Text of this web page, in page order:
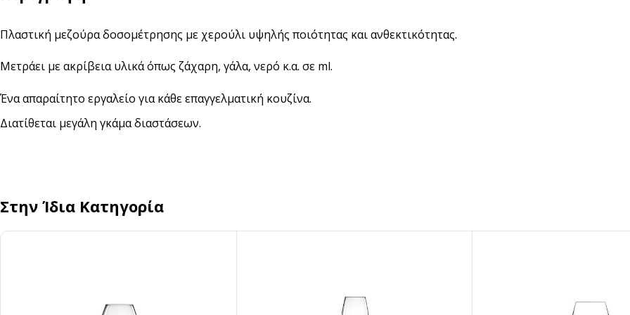
ΜΕΤΑΦΟΡΑ ΦΑΓΗΤΟΥ
Κουβέρ
Σακουλάκια
Τσάντες
ΑΝΑΛΩΣΙΜΑ ΕΣΤΙΑΣΗΣ
Μεμβράνη
Αντικολλητικό Χαρτί &
Χάρτινα Ποτήρια
Be
Πλαστική μεζούρα δοσομέτρησης με χερούλι υψηλής ποιότητας και ανθεκτικότητας.
Μετράει με ακρίβεια υλικά όπως ζάχαρη, γάλα, νερό κ.α. σε ml.
Ένα απαραίτητο εργαλείο για κάθε επαγγελματική κουζίνα.
Διατίθεται μεγάλη γκάμα διαστάσεων.
Στην Ίδια Κατηγορία